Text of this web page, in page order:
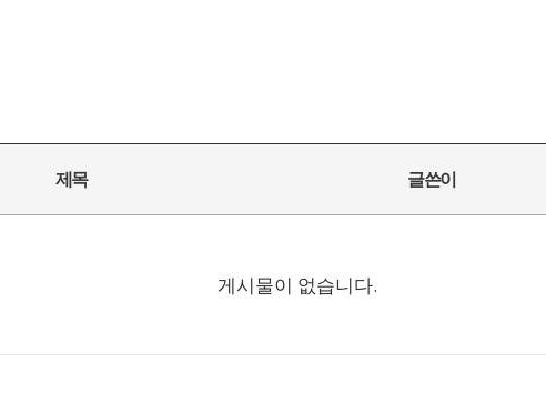
제목 글쓴이
게시물이 없습니다.